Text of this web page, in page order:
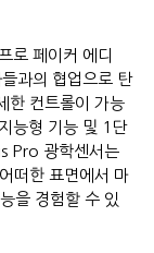
로 페이커 에디
과의 협업으로 탄
한 컨트롤이 가능
능형 기능 및 1단
Pro 광학센서는
떠한 표면에서 마
을 경험할 수 있